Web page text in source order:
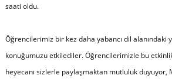
saati oldu.
Öğrencilerimiz bir kez daha yabancı dil alanındaki
konuğumuzu etkilediler. Öğrencilerimizle bu
heyecanı sizlerle paylaşmaktan mutluluk duyuyor,